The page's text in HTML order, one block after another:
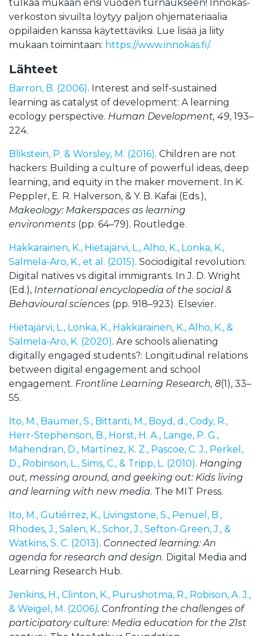
tulkaa mukaan ensi vuoden turnaukseen! Innokas-
verkoston sivuilta löytyy paljon ohjemateriaalia
oppilaiden kanssa käytettäviksi. Lue lisää ja liity
mukaan toimintaan: https://www.innokas.fi/.
Lähteet
Barron, B. (2006). Interest and self-sustained
learning as catalyst of development: A learning
ecology perspective. Human Development, 49, 193–
224.
Blikstein, P. & Worsley, M. (2016). Children are not
hackers: Building a culture of powerful ideas, deep
learning, and equity in the maker movement. In K.
Peppler, E. R. Halverson, & Y. B. Kafai (Eds.),
Makeology: Makerspaces as learning
environments (pp. 64–79). Routledge.
Hakkarainen, K., Hietajärvi, L., Alho, K., Lonka, K.,
Salmela-Aro, K., et al. (2015). Sociodigital revolution:
Digital natives vs digital immigrants. In J. D. Wright
(Ed.), International encyclopedia of the social &
Behavioural sciences (pp. 918–923). Elsevier.
Hietajärvi, L., Lonka, K., Hakkarainen, K., Alho, K., &
Salmela-Aro, K. (2020). Are schools alienating
digitally engaged students?: Longitudinal relations
between digital engagement and school
engagement. Frontline Learning Research, 8(1), 33–
55.
Ito, M., Baumer, S., Bittanti, M., Boyd, d., Cody, R.,
Herr-Stephenson, B., Horst, H. A., Lange, P. G.,
Mahendran, D., Martínez, K. Z., Pascoe, C. J., Perkel,
D., Robinson, L., Sims, C., & Tripp, L. (2010). Hanging
out, messing around, and geeking out: Kids living
and learning with new media. The MIT Press.
Ito, M., Gutiérrez, K., Livingstone, S., Penuel, B.,
Rhodes, J., Salen, K., Schor, J., Sefton-Green, J., &
Watkins, S. C. (2013). Connected learning: An
agenda for research and design. Digital Media and
Learning Research Hub.
Jenkins, H., Clinton, K., Purushotma, R., Robison, A. J.,
& Weigel, M. (2006). Confronting the challenges of
participatory culture: Media education for the 21st